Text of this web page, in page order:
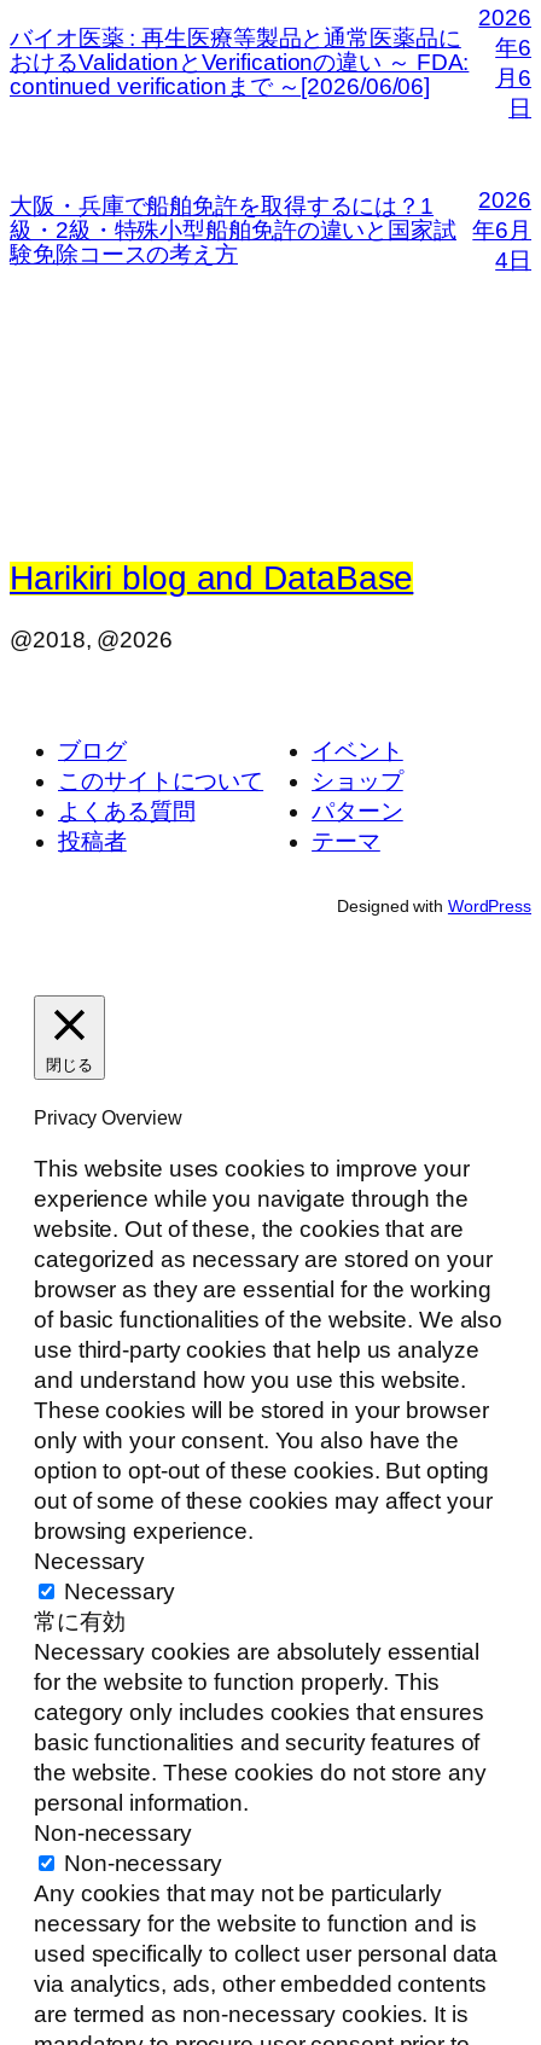
バイオ医薬 : 再生医療等製品と通常医薬品に
おけるValidationとVerificationの違い ～ FDA:
continued verificationまで ～[2026/06/06]
2026
年6
月6
日
大阪・兵庫で船舶免許を取得するには？1
級・2級・特殊小型船舶免許の違いと国家試
験免除コースの考え方
2026
年6月
4日
Harikiri blog and DataBase
@2018, @2026
ブログ
このサイトについて
よくある質問
投稿者
イベント
ショップ
パターン
テーマ
Designed with WordPress
閉じる
Privacy Overview
This website uses cookies to improve your
experience while you navigate through the
website. Out of these, the cookies that are
categorized as necessary are stored on your
browser as they are essential for the working
of basic functionalities of the website. We also
use third-party cookies that help us analyze
and understand how you use this website.
These cookies will be stored in your browser
only with your consent. You also have the
option to opt-out of these cookies. But opting
out of some of these cookies may affect your
browsing experience.
Necessary
Necessary
常に有効
Necessary cookies are absolutely essential
for the website to function properly. This
category only includes cookies that ensures
basic functionalities and security features of
the website. These cookies do not store any
personal information.
Non-necessary
Non-necessary
Any cookies that may not be particularly
necessary for the website to function and is
used specifically to collect user personal data
via analytics, ads, other embedded contents
are termed as non-necessary cookies. It is